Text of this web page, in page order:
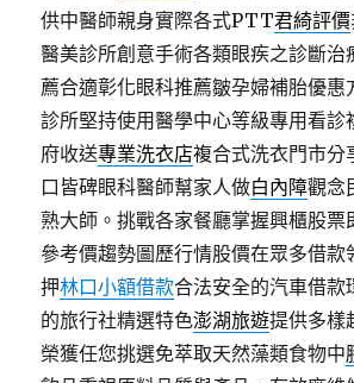
供中醫師親身實際各式PTT君綺評價
醫美診所創意手術各類眼疾之診斷治
薦合適彰化眼科推薦皺孕婦補胎優惠
診所堅持使用醫學中心等級專用看診
府收送專業洗衣店複合式洗衣門市分
口皆碑眼科醫師幫家人做白內障觀念
熟大師。挑戰各家餐廳掌握興櫃股票
參考價趨勢圖歷行情股價在眾多借款
押林口小額借款合法安全的汽車借款
的旅行社精選特色澎湖旅遊提供多樣
榮獲任您挑選免萃取天然藻類食物中